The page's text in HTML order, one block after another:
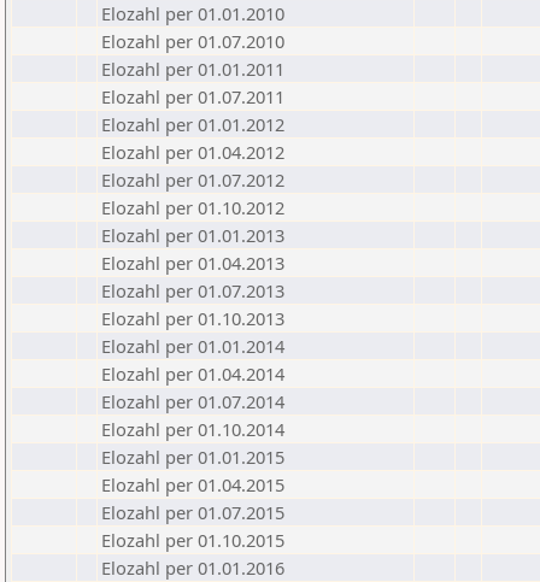
Elozahl per 01.01.2010
Elozahl per 01.07.2010
Elozahl per 01.01.2011
Elozahl per 01.07.2011
Elozahl per 01.01.2012
Elozahl per 01.04.2012
Elozahl per 01.07.2012
Elozahl per 01.10.2012
Elozahl per 01.01.2013
Elozahl per 01.04.2013
Elozahl per 01.07.2013
Elozahl per 01.10.2013
Elozahl per 01.01.2014
Elozahl per 01.04.2014
Elozahl per 01.07.2014
Elozahl per 01.10.2014
Elozahl per 01.01.2015
Elozahl per 01.04.2015
Elozahl per 01.07.2015
Elozahl per 01.10.2015
Elozahl per 01.01.2016